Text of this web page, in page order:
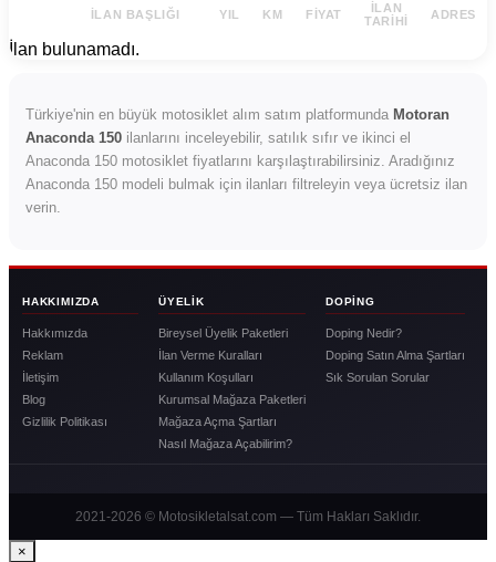
İLAN BAŞLIĞI YIL KM FIYAT
İLAN
TARIHI
ADRES
İlan bulunamadı.
Türkiye'nin en büyük motosiklet alım satım platformunda Motoran
Anaconda 150 ilanlarını inceleyebilir, satılık sıfır ve ikinci el
Anaconda 150 motosiklet fiyatlarını karşılaştırabilirsiniz. Aradığınız
Anaconda 150 modeli bulmak için ilanları filtreleyin veya ücretsiz ilan
verin.
HAKKIMIZDA
Hakkımızda
Reklam
İletişim
Blog
Gizlilik Politikası
ÜYELIK
Bireysel Üyelik Paketleri
İlan Verme Kuralları
Kullanım Koşulları
Kurumsal Mağaza Paketleri
Mağaza Açma Şartları
Nasıl Mağaza Açabilirim?
DOPING
Doping Nedir?
Doping Satın Alma Şartları
Sık Sorulan Sorular
2021-2026 © Motosikletalsat.com — Tüm Hakları Saklıdır.
×